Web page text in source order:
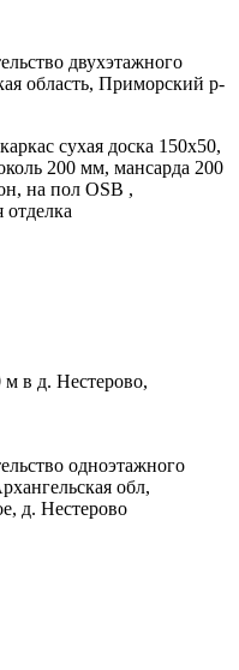
двухэтажного
область, Приморский р-
сухая доска 150х50,
200 мм, мансарда 200
на пол OSB ,
отделка
в д. Нестерово,
одноэтажного
обл,
д. Нестерово